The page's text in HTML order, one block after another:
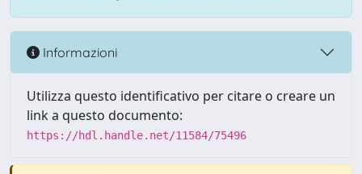
Informazioni
Utilizza questo identificativo per citare o creare un
link a questo documento:
https://hdl.handle.net/11584/75496